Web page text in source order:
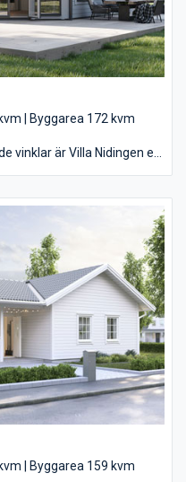
| Byggarea 172 kvm
vinklar är Villa Nidingen en
ryggåstak och
från tre håll öppnar upp mot
rum att umgås i. Här har
småpratar med
på tallrikarna och
| Byggarea 159 kvm